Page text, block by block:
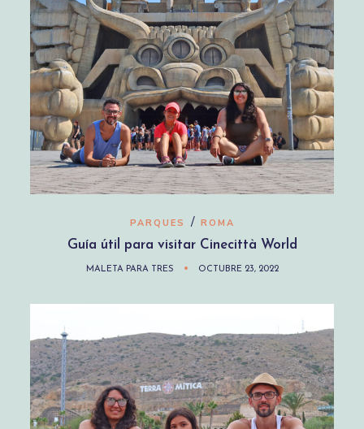
PARQUES / ROMA
Guía útil para visitar Cinecittà World
MALETA PARA TRES OCTUBRE 23, 2022